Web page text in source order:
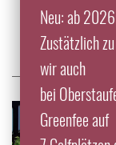
Neu: ab
Zustätzlich
wir auch
bei
Greenfee auf